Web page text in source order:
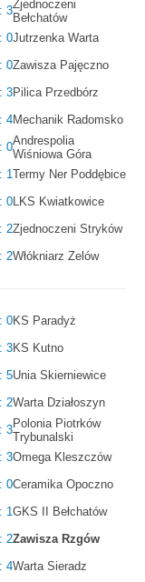
3Zjednoczeni
Bełchatów
0Jutrzenka Warta
0Zawisza Pajęczno
3Pilica Przedbórz
4Mechanik Radomsko
0Andrespolia
Wiśniowa Góra
1Termy Ner Poddębice
0LKS Kwiatkowice
2Zjednoczeni Stryków
2Włókniarz Zelów
0KS Paradyż
3KS Kutno
5Unia Skierniewice
2Warta Działoszyn
3Polonia Piotrków
Trybunalski
3Omega Kleszczów
0Ceramika Opoczno
1GKS II Bełchatów
2Zawisza Rzgów
4Warta Sieradz